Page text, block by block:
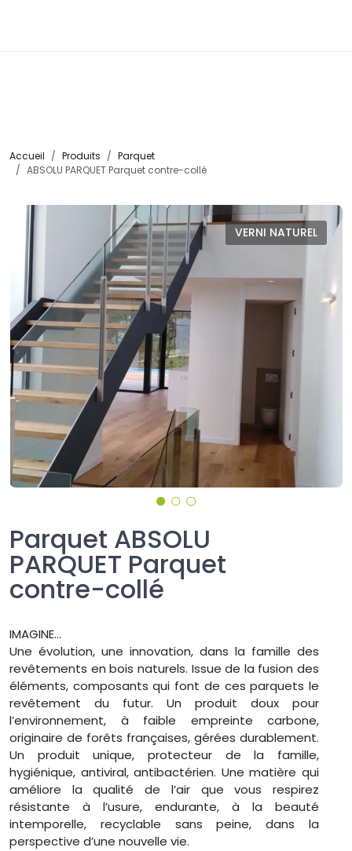
Accueil Produits
Parquet
ABSOLU PARQUET Parquet contre-collé
VERNI NATUREL
Parquet ABSOLU
PARQUET Parquet
contre-collé
IMAGINE…
Une évolution, une innovation, dans la famille des
revêtements en bois naturels. Issue de la fusion des
éléments, composants qui font de ces parquets le
revêtement du futur. Un produit doux pour
l’environnement, à faible empreinte carbone,
originaire de forêts françaises, gérées durablement.
Un produit unique, protecteur de la famille,
hygiénique, antiviral, antibactérien. Une matière qui
améliore la qualité de l’air que vous respirez
résistante à l’usure, endurante, à la beauté
intemporelle, recyclable sans peine, dans la
perspective d’une nouvelle vie.